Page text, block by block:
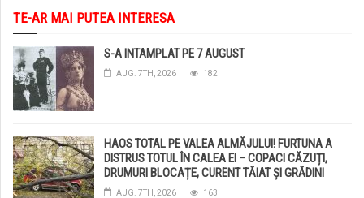
TE-AR MAI PUTEA INTERESA
S-A INTAMPLAT PE 7 AUGUST
AUG. 7TH, 2026 182
HAOS TOTAL PE VALEA ALMĂJULUI! FURTUNA A
DISTRUS TOTUL ÎN CALEA EI – COPACI CĂZUȚI,
DRUMURI BLOCAȚE, CURENT TĂIAT ȘI GRĂDINI
DISTRUSE DE GRINDINĂ!
AUG. 7TH, 2026 163